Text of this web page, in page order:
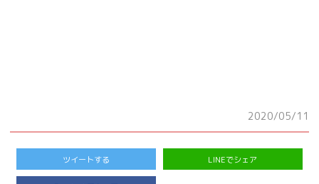
2020/05/11
ツイートする LINEでシェア